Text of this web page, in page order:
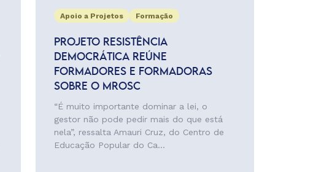
Apoio a Projetos Formação
PROJETO RESISTÊNCIA
DEMOCRÁTICA REÚNE
FORMADORES E FORMADORAS
SOBRE O MROSC
“É muito importante dominar a lei, o
gestor não pode pedir mais do que está
nela”, ressalta Amauri Cruz, do Centro de
Educação Popular do Ca...